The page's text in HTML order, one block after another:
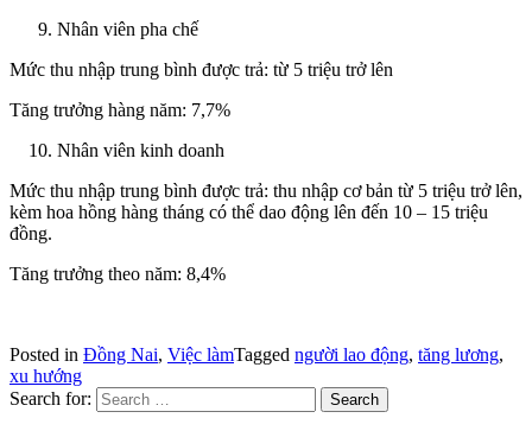
Nhân viên pha chế
Mức thu nhập trung bình được trả: từ 5 triệu trở lên
Tăng trưởng hàng năm: 7,7%
Nhân viên kinh doanh
Mức thu nhập trung bình được trả: thu nhập cơ bản từ 5 triệu trở lên,
kèm hoa hồng hàng tháng có thể dao động lên đến 10 – 15 triệu
đồng.
Tăng trưởng theo năm: 8,4%
Posted in Đồng Nai, Việc làmTagged người lao động, tăng lương,
xu hướng
Search for: